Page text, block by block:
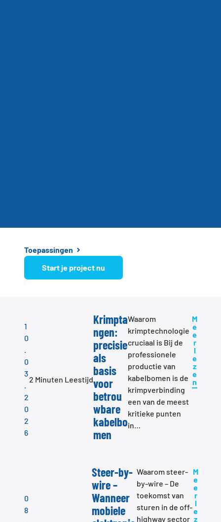
Toepassingen
Start je project nu
1
0
.
0
3
.
2
0
2
6
2 Minuten Leestijd
Krimpta
ngen:
precisie
als
basis
voor
betrou
wbare
kabelbo
men
Waarom
krimptechnologie
cruciaal is Bij de
professionele
productie van
kabelbomen is de
krimpverbinding
een van de meest
kritieke punten
in…
M
e
e
r
l
e
z
e
n
0
8
Steer-by-
wire –
Wanneer
mobiele
Waarom steer-
by-wire – De
toekomst van
sturen in de off-
highway sector
M
e
e
r
l
e
z